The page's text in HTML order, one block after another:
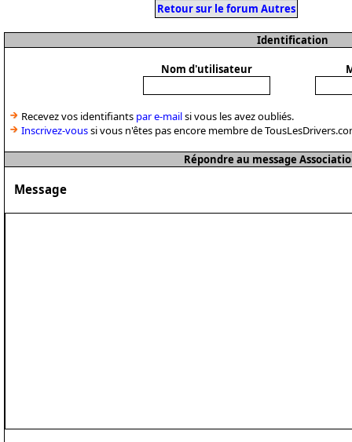
Retour sur le forum Autres
Identification
Nom d'utilisateur
Recevez vos identifiants par e-mailsi vous les avez oubliés.
Inscrivez-voussi vous n'êtes pas encore membre de
Répondre au message
Message